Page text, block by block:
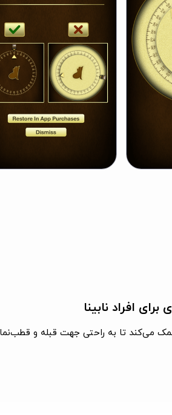
افراد نابینا
کمک می‌کند تا به راحتی جهت قبله و